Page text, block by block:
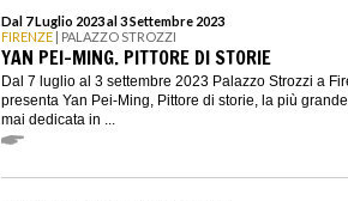
Dal 7 Luglio 2023 al 3 Settembre 2023
FIRENZE | PALAZZO STROZZI
YAN PEI-MING. PITTORE DI STORIE
Dal 7 luglio al 3 settembre 2023 Palazzo Strozzi a
presenta Yan Pei-Ming, Pittore di storie, la più
mai dedicata in ...